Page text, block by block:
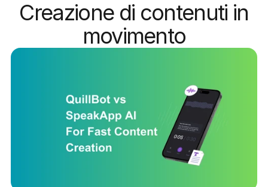
Creazione di contenuti in
movimento